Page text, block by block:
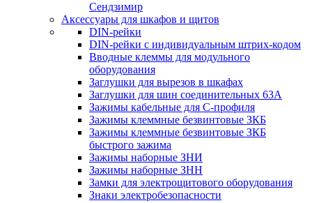
Сендзимир
Аксессуары для шкафов и щитов
DIN-рейки
DIN-рейки с индивидуальным штрих-кодом
Вводные клеммы для модульного
оборудования
Заглушки для вырезов в шкафах
Заглушки для шин соединительных 63А
Зажимы кабельные для С-профиля
Зажимы клеммные безвинтовые ЗКБ
Зажимы клеммные безвинтовые ЗКБ
быстрого зажима
Зажимы наборные ЗНИ
Зажимы наборные ЗНН
Замки для электрощитового оборудования
Знаки электробезопасности